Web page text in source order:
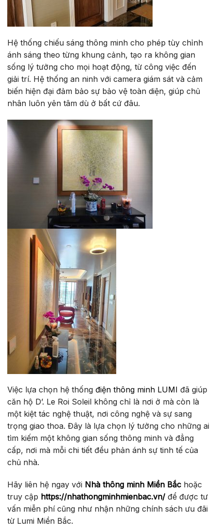
Hệ thống chiếu sáng thông minh cho phép tùy chỉnh
ánh sáng theo từng khung cảnh, tạo ra không gian
sống lý tưởng cho mọi hoạt động, từ công việc đến
giải trí. Hệ thống an ninh với camera giám sát và cảm
biến hiện đại đảm bảo sự bảo vệ toàn diện, giúp chủ
nhân luôn yên tâm dù ở bất cứ đâu.
Việc lựa chọn hệ thống điện thông minh LUMI đã giúp
căn hộ D’. Le Roi Soleil không chỉ là nơi ở mà còn là
một kiệt tác nghệ thuật, nơi công nghệ và sự sang
trọng giao thoa. Đây là lựa chọn lý tưởng cho những ai
tìm kiếm một không gian sống thông minh và đẳng
cấp, nơi mà mỗi chi tiết đều phản ánh sự tinh tế của
chủ nhà.
Hãy liên hệ ngay với Nhà thông minh Miền Bắc hoặc
truy cập https://nhathongminhmienbac.vn/ để được tư
vấn miễn phí cũng như nhận những chính sách ưu đãi
từ Lumi Miền Bắc.